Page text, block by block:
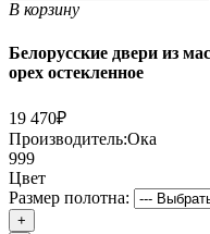
В корзину
Белорусские двери из
орех остекленное
19 470₽
Производитель:Ока
999
Цвет
Размер полотна:
+